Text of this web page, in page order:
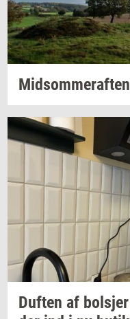
Mid­som­mer­af­ten
Duf­ten af bol­sjer